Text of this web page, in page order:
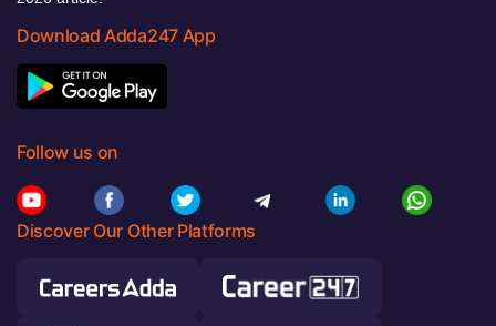
Download Adda247 App
Follow us on
Discover Our Other Platforms